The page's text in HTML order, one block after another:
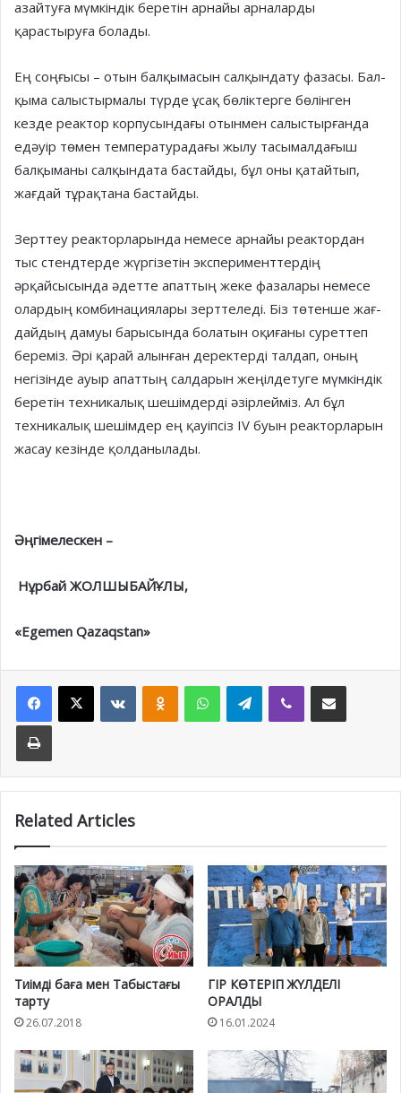
азайтуға мүмкіндік беретін арнайы арналарды
қарастыруға болады.
Ең соңғысы – отын балқы­масын сал­қындату фазасы. Бал­
қыма са­лыс­тырмалы түрде ұсақ бөлік­­терге бөлінген
кезде реактор корпусындағы отынмен салыс­тырғанда
едәуір төмен тем­пе­ра­ту­радағы жылу тасымал­дағыш
балқыманы салқындата бастайды, бұл оны қатайтып,
жағдай тұрақтана бастайды.
Зерттеу реакторларында немесе арнайы реактордан
тыс стендтерде жүргізетін экспери­мент­тердің
әрқайсысында әдет­те апаттың жеке фазалары немесе
олардың комбинациялары зерттеледі. Біз төтенше жағ­
дай­дың дамуы барысында болатын оқиғаны суреттеп
береміз. Әрі қарай алынған деректерді талдап, оның
негізінде ауыр апаттың салдарын жеңілдетуге мүмкіндік
беретін техникалық шешімдерді әзірлейміз. Ал бұл
техникалық шешімдер ең қауіпсіз IV буын реак­торларын
жасау кезінде қол­данылады.
Әңгімелескен –
Нұрбай ЖОЛШЫБАЙҰЛЫ,
«Egemen Qazaqstan»
Facebook
X VKontakteOdnoklassniki
WhatsAppTelegramViber Share via Email
Print
Related Articles
Тиімді баға мен Табыстағы
тарту
26.07.2018
ГІР КӨТЕРІП ЖҮЛДЕЛІ
ОРАЛДЫ
16.01.2024